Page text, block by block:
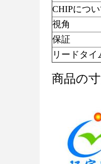
CHIPにつ
視角
保証
リードタイ
商品の